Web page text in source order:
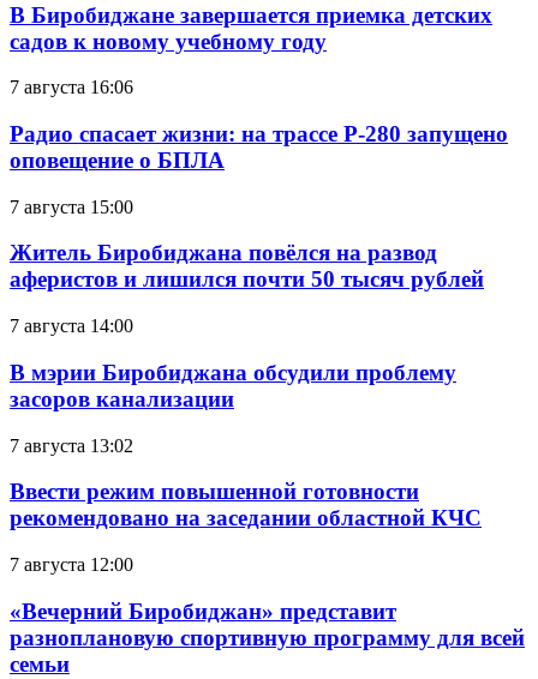
В Биробиджане завершается приемка детских
садов к новому учебному году
7 августа 16:06
Радио спасает жизни: на трассе Р-280 запущено
оповещение о БПЛА
7 августа 15:00
Житель Биробиджана повёлся на развод
аферистов и лишился почти 50 тысяч рублей
7 августа 14:00
В мэрии Биробиджана обсудили проблему
засоров канализации
7 августа 13:02
Ввести режим повышенной готовности
рекомендовано на заседании областной КЧС
7 августа 12:00
«Вечерний Биробиджан» представит
разноплановую спортивную программу для всей
семьи